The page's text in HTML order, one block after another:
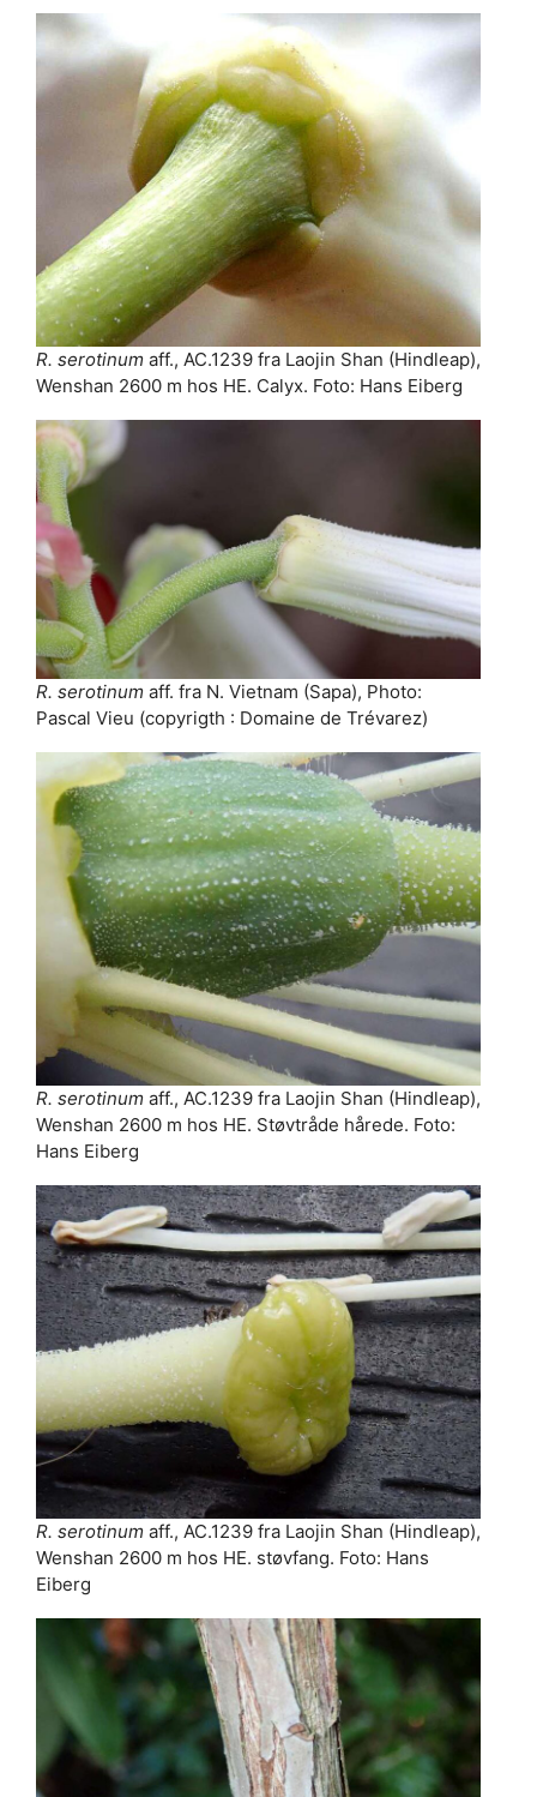
R. serotinum aff., AC.1239 fra Laojin Shan (Hindleap),
Wenshan 2600 m hos HE. Calyx. Foto: Hans Eiberg
R. serotinum aff. fra N. Vietnam (Sapa), Photo:
Pascal Vieu (copyrigth : Domaine de Trévarez)
R. serotinum aff., AC.1239 fra Laojin Shan (Hindleap),
Wenshan 2600 m hos HE. Støvtråde hårede. Foto:
Hans Eiberg
R. serotinum aff., AC.1239 fra Laojin Shan (Hindleap),
Wenshan 2600 m hos HE. støvfang. Foto: Hans
Eiberg